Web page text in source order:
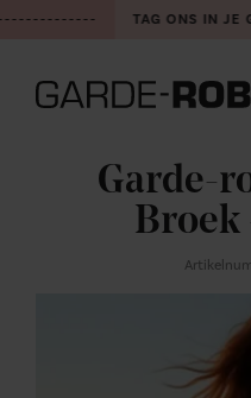
TAG ONS IN JE
Garde-
Broek